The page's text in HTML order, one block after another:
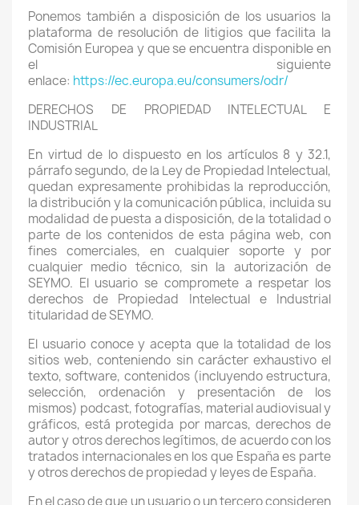
Ponemos también a disposición de los usuarios la
plataforma de resolución de litigios que facilita la
Comisión Europea y que se encuentra disponible en
el siguiente
enlace: https://ec.europa.eu/consumers/odr/
DERECHOS DE PROPIEDAD INTELECTUAL E
INDUSTRIAL
En virtud de lo dispuesto en los artículos 8 y 32.1,
párrafo segundo, de la Ley de Propiedad Intelectual,
quedan expresamente prohibidas la reproducción,
la distribución y la comunicación pública, incluida su
modalidad de puesta a disposición, de la totalidad o
parte de los contenidos de esta página web, con
fines comerciales, en cualquier soporte y por
cualquier medio técnico, sin la autorización de
SEYMO. El usuario se compromete a respetar los
derechos de Propiedad Intelectual e Industrial
titularidad de SEYMO.
El usuario conoce y acepta que la totalidad de los
sitios web, conteniendo sin carácter exhaustivo el
texto, software, contenidos (incluyendo estructura,
selección, ordenación y presentación de los
mismos) podcast, fotografías, material audiovisual y
gráficos, está protegida por marcas, derechos de
autor y otros derechos legítimos, de acuerdo con los
tratados internacionales en los que España es parte
y otros derechos de propiedad y leyes de España.
En el caso de que un usuario o un tercero consideren